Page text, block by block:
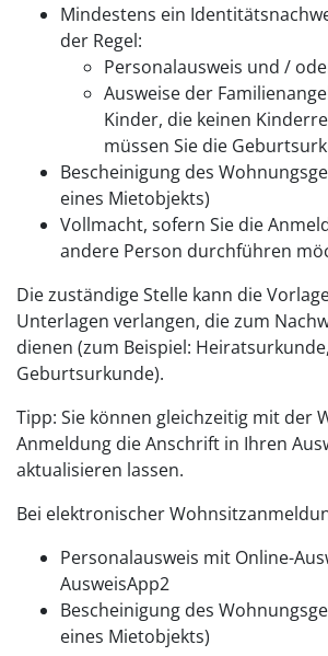
Mindestens ein
der Regel:
Personalausweis und /
Ausweise der
Kinder, die keinen
müssen Sie die
Bescheinigung des
eines Mietobjekts)
Vollmacht, sofern Sie die
andere Person durchführen
Die zuständige Stelle kann die
Unterlagen verlangen, die zum
dienen (zum Beispiel: Heiratsurkunde,
Geburtsurkunde).
Tipp: Sie können gleichzeitig mit der
Anmeldung die Anschrift in Ihren
aktualisieren lassen.
Bei elektronischer
Personalausweis mit Online-
AusweisApp2
Bescheinigung des
eines Mietobjekts)